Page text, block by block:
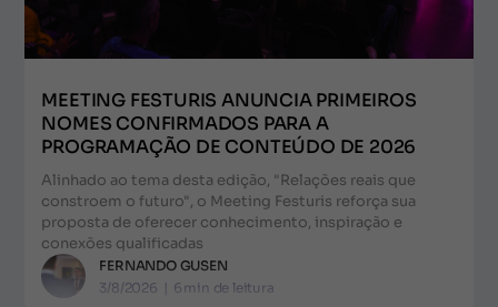
MEETING FESTURIS ANUNCIA PRIMEIROS
NOMES CONFIRMADOS PARA A
PROGRAMAÇÃO DE CONTEÚDO DE 2026
Alinhado ao tema desta edição, "Relações reais que
constroem o futuro", o Meeting Festuris reforça sua
proposta de oferecer conhecimento, inspiração e
conexões qualificadas
FERNANDO GUSEN
3/8/2026 | 6 min de leitura